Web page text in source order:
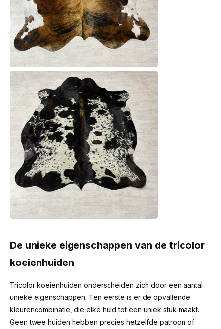
De unieke eigenschappen van de tricolor
koeienhuiden
Tricolor koeienhuiden onderscheiden zich door een aantal
unieke eigenschappen. Ten eerste is er de opvallende
kleurencombinatie, die elke huid tot een uniek stuk maakt.
Geen twee huiden hebben precies hetzelfde patroon of